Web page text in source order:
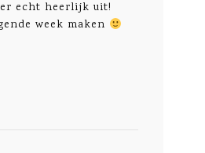
echt heerlijk uit!
week maken